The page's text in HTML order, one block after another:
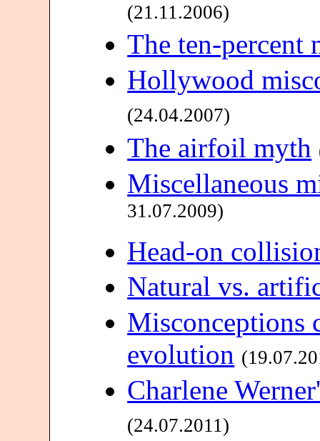
(21.11.2006)
The ten-percent
Hollywood
(24.04.2007)
The airfoil myth
Miscellaneous
31.07.2009)
Head-on
Natural vs.
Misconceptions
evolution
Charlene
(24.07.2011)